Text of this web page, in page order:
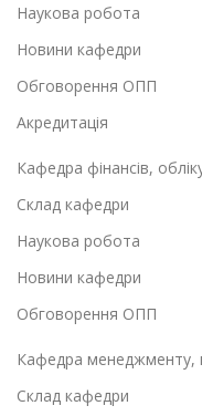
Наукова робота
Новини кафедри
Обговорення ОПП
Акредитація
Кафедра фінансів,
Склад кафедри
Наукова робота
Новини кафедри
Обговорення ОПП
Кафедра менеджменту,
Склад кафедри